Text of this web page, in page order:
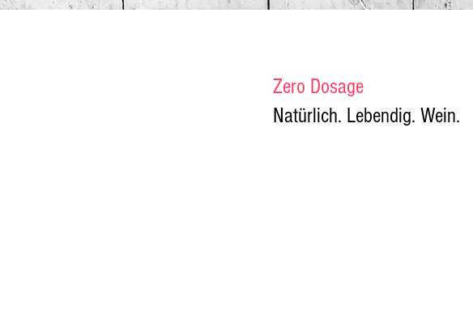
Zero Dosage
Natürlich. Lebendig. Wein.